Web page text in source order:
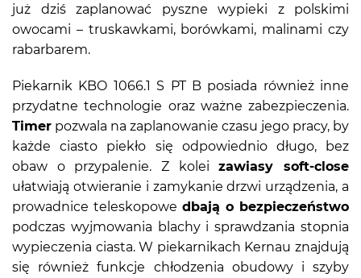
już dziś zaplanować pyszne wypieki z polskimi
owocami – truskawkami, borówkami, malinami czy
rabarbarem.
Piekarnik KBO 1066.1 S PT B posiada również inne
przydatne technologie oraz ważne zabezpieczenia.
Timer pozwala na zaplanowanie czasu jego pracy, by
każde ciasto piekło się odpowiednio długo, bez
obaw o przypalenie. Z koleizawiasy soft-close
ułatwiają otwieranie i zamykanie drzwi urządzenia, a
prowadnice teleskopowe dbają o bezpieczeństwo
podczas wyjmowania blachy i sprawdzania stopnia
wypieczenia ciasta. W piekarnikach Kernau znajdują
się również funkcje chłodzenia obudowy i szyby